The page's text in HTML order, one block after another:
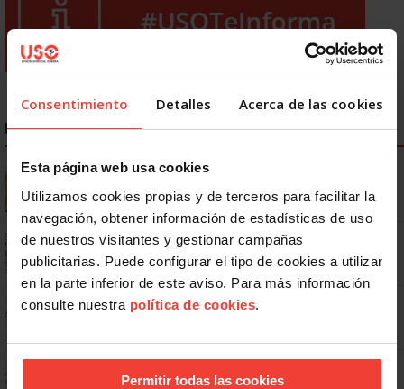
Consentimiento Detalles Acerca de las cookies
Esta página web usa cookies
Utilizamos cookies propias y de terceros para facilitar la
navegación, obtener información de estadísticas de uso
de nuestros visitantes y gestionar campañas
publicitarias. Puede configurar el tipo de cookies a utilizar
en la parte inferior de este aviso. Para más información
consulte nuestra política de cookies.
Permitir todas las cookies
NOTICIAS MÁS LEÍDAS
Se actualizan las patologías para acceder a la jubilación
anticipada por discapacidad
Ya os podéis descargar la app de USO
No: si un festivo cae en sábado, no tienen por qué darte un día